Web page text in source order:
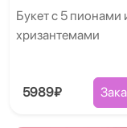
Букет с 5 пионами
хризантемами
5989₽